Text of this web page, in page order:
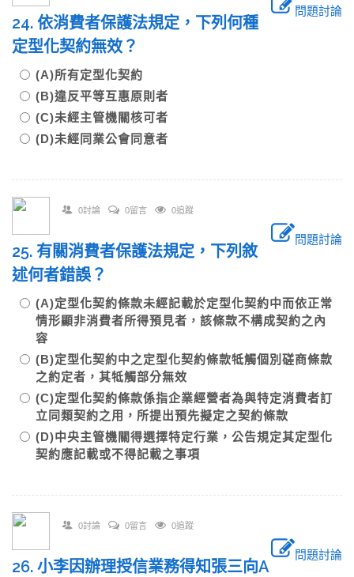
問題討論
24. 依消費者保護法規定，下列何種
定型化契約無效？
(A)所有定型化契約
(B)違反平等互惠原則者
(C)未經主管機關核可者
(D)未經同業公會同意者
0討論 0留言 0追蹤
問題討論
25. 有關消費者保護法規定，下列敘
述何者錯誤？
(A)定型化契約條款未經記載於定型化契約中而依正常
情形顯非消費者所得預見者，該條款不構成契約之內
容
(B)定型化契約中之定型化契約條款牴觸個別磋商條款
之約定者，其牴觸部分無效
(C)定型化契約條款係指企業經營者為與特定消費者訂
立同類契約之用，所提出預先擬定之契約條款
(D)中央主管機關得選擇特定行業，公告規定其定型化
契約應記載或不得記載之事項
0討論 0留言 0追蹤
問題討論
26. 小李因辦理授信業務得知張三向A